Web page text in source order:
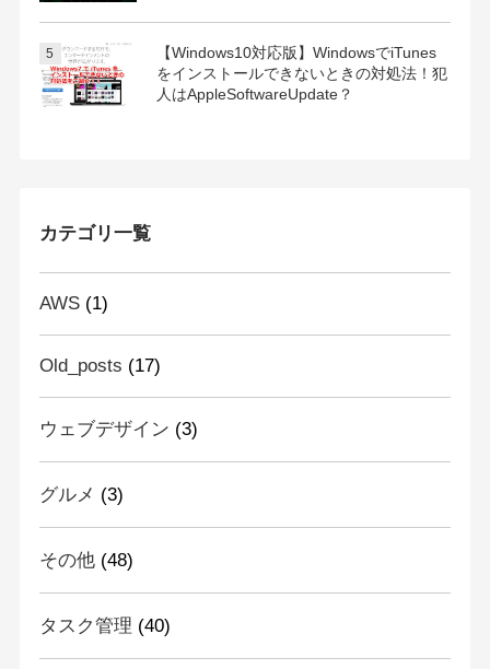
【Windows10対応版】WindowsでiTunes
をインストールできないときの対処法！犯
人はAppleSoftwareUpdate？
カテゴリ一覧
AWS(1)
Old_posts (17)
ウェブデザイン (3)
グルメ (3)
その他(48)
タスク管理 (40)